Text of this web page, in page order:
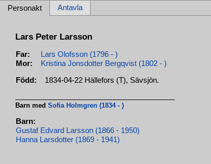
Personakt Antavla
Lars Peter Larsson
Far:
Lars Olofsson (1796 - )
Mor:
Kristina Jonsdotter Bergqvist (1802 - )
Född: 1834-04-22 Hällefors (T), Sävsjön.
Barn medSofia Holmgren (1834 - )
Barn:
Gustaf Edvard Larsson (1866 - 1950)
Hanna Larsdotter (1869 - 1941)